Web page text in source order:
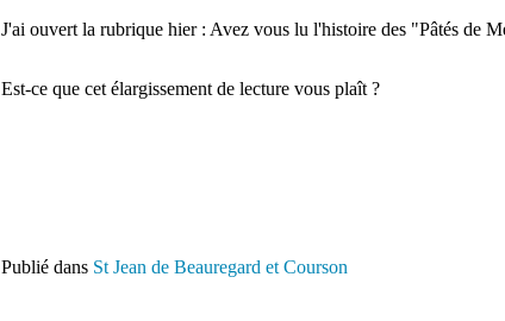
J'ai ouvert la rubrique hier : Avez vous lu l'histoire des "Pâtés de
Est-ce que cet élargissement de lecture vous plaît ?
Publié dans St Jean de Beauregard et Courson